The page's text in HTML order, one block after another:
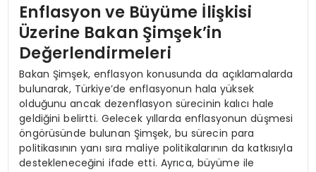
Enflasyon ve Büyüme İlişkisi
Üzerine Bakan Şimşek’in
Değerlendirmeleri
Bakan Şimşek, enflasyon konusunda da açıklamalarda
bulunarak, Türkiye’de enflasyonun hala yüksek
olduğunu ancak dezenflasyon sürecinin kalıcı hale
geldiğini belirtti. Gelecek yıllarda enflasyonun düşmesi
öngörüsünde bulunan Şimşek, bu sürecin para
politikasının yanı sıra maliye politikalarının da katkısıyla
destekleneceğini ifade etti. Ayrıca, büyüme ile